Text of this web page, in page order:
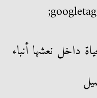
داخل نعشها أنباء